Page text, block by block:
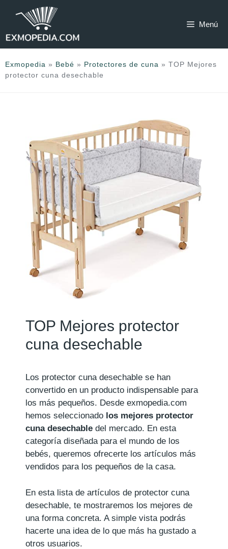
Menú
Exmopedia » Bebé » Protectores de cuna » TOP Mejores
protector cuna desechable
TOP Mejores protector
cuna desechable
Los protector cuna desechable se han
convertido en un producto indispensable para
los más pequeños. Desde exmopedia.com
hemos seleccionado los mejores protector
cuna desechable del mercado. En esta
categoría diseñada para el mundo de los
bebés, queremos ofrecerte los artículos más
vendidos para los pequeños de la casa.
En esta lista de artículos de protector cuna
desechable, te mostraremos los mejores de
una forma concreta. A simple vista podrás
hacerte una idea de lo que más ha gustado a
otros usuarios.